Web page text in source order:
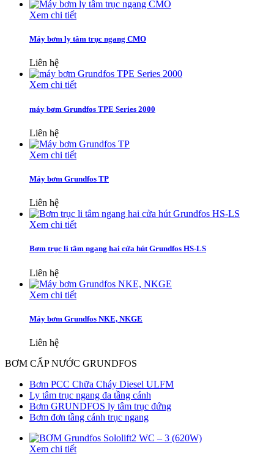
Xem chi tiết
Máy bơm ly tâm trục ngang CMO
Liên hệ
Xem chi tiết
máy bơm Grundfos TPE Series 2000
Liên hệ
Xem chi tiết
Máy bơm Grundfos TP
Liên hệ
Xem chi tiết
Bơm trục li tâm ngang hai cửa hút Grundfos HS-LS
Liên hệ
Xem chi tiết
Máy bơm Grundfos NKE, NKGE
Liên hệ
BƠM CẤP NƯỚC GRUNDFOS
Bơm PCC Chữa Cháy Diesel ULFM
Ly tâm trục ngang đa tầng cánh
Bơm GRUNDFOS ly tâm trục đứng
Bơm đơn tầng cánh trục ngang
Xem chi tiết